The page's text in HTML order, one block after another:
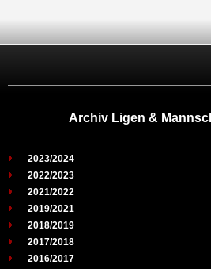
Archiv Ligen &
2023/2024
2022/2023
2021/2022
2019/2021
2018/2019
2017/2018
2016/2017